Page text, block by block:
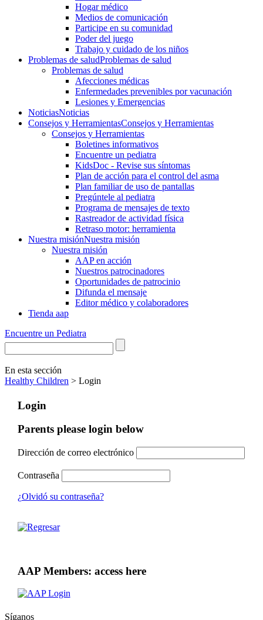
Hogar médico
Medios de comunicación
Participe en su comunidad
Poder del juego
Trabajo y cuidado de los niños
Problemas de saludProblemas de salud
Problemas de salud
Afecciones médicas
Enfermedades prevenibles por vacunación
Lesiones y Emergencias
NoticiasNoticias
Consejos y HerramientasConsejos y Herramientas
Consejos y Herramientas
Boletines informativos
Encuentre un pediatra
KidsDoc - Revise sus síntomas
Plan de acción para el control del asma
Plan familiar de uso de pantallas
Pregúntele al pediatra
Programa de mensajes de texto
Rastre​​ador de activida​d física
Retraso motor: herramienta
Nuestra misiónNuestra misión
Nuestra misión
AAP en acción
Nuestros patrocinadores
Oportunidades de patrocinio
Difunda el mensaje
Editor médico y colaboradores
Tienda aap
Encuentre un Pediatra
En esta sección
Healthy Children > Login
Login
Parents please login below
Dirección de correo electrónico
Contraseña
¿Olvidó su contraseña?
AAP Members: access here
Síganos